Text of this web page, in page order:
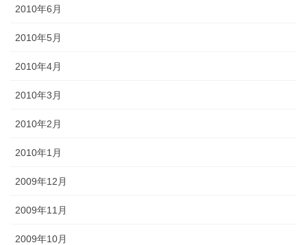
2010年6月
2010年5月
2010年4月
2010年3月
2010年2月
2010年1月
2009年12月
2009年11月
2009年10月